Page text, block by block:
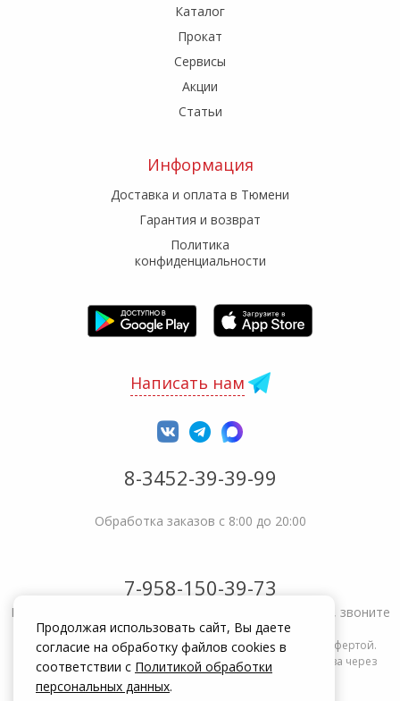
Каталог
Прокат
Сервисы
Акции
Статьи
Информация
Доставка и оплата в Тюмени
Гарантия и возврат
Политика
конфиденциальности
Написать нам
8-3452-39-39-99
Обработка заказов с 8:00 до 20:00
7-958-150-39-73
Не получается решить вопрос или возникла жалоба, звоните
Информация на сайте zakrepi.ru не является публичной офертой.
Указанные цены действуют только при оформлении заказа через
интернет-магазин zakrepi.ru.
Продолжая использовать сайт, Вы даете
согласие на обработку файлов cookies в
соответствии с Политикой обработки
персональных данных.